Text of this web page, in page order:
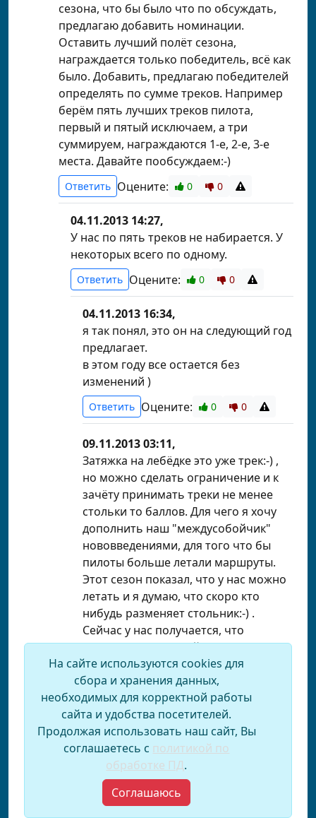
сезона, что бы было что по обсуждать,
предлагаю добавить номинации.
Оставить лучший полёт сезона,
награждается только победитель, всё как
было. Добавить, предлагаю победителей
определять по сумме треков. Например
берём пять лучших треков пилота,
первый и пятый исключаем, а три
суммируем, награждаются 1-е, 2-е, 3-е
места. Давайте пообсуждаем:-)
Ответить Оцените: 0 0
04.11.2013 14:27,
У нас по пять треков не набирается. У
некоторых всего по одному.
Ответить Оцените: 0 0
04.11.2013 16:34,
я так понял, это он на следующий год
предлагает.
в этом году все остается без
изменений )
Ответить Оцените: 0 0
09.11.2013 03:11,
Затяжка на лебёдке это уже трек:-) ,
но можно сделать ограничение и к
зачёту принимать треки не менее
стольки то баллов. Для чего я хочу
дополнить наш "междусобойчик"
нововведениями, для того что бы
пилоты больше летали маршруты.
Этот сезон показал, что у нас можно
летать и я думаю, что скоро кто
нибудь разменяет стольник:-) .
Сейчас у нас получается, что
пролетев рекордный полёт по весне,
можно остаток сезона ковырять в
носу и летать рядом с лебёдкой, я
конечно утрирую, но действительно
улётная погода у нас не часто и
шансов перелететь не много. Если
делать зачёт по нескольким трекам,
то интрига будет оставаться почти
до конца сезона, шансы уравняются
и рекордный полёт не будет иметь
На сайте используются cookies для
сбора и хранения данных,
необходимых для корректной работы
сайта и удобства посетителей.
Продолжая использовать наш сайт, Вы
соглашаетесь с политикой по
обработке ПД.
Соглашаюсь